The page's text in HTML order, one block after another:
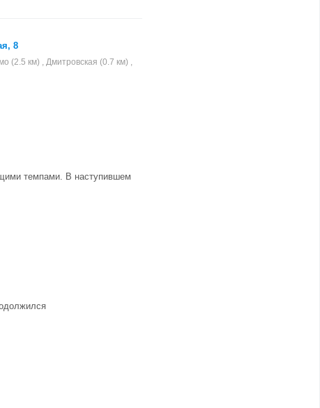
8
(2.5 км) , Дмитровская (0.7 км) ,
темпами. В наступившем